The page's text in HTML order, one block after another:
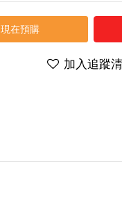
現在預購
加入追蹤